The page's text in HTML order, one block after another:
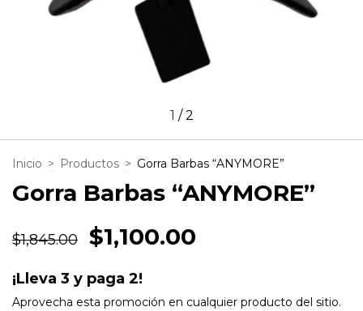
1 /2
Inicio > Productos > Gorra Barbas “ANYMORE”
Gorra Barbas “ANYMORE”
$1,845.00 $1,100.00
¡Lleva 3 y paga 2!
Aprovecha esta promoción en cualquier producto del sitio.